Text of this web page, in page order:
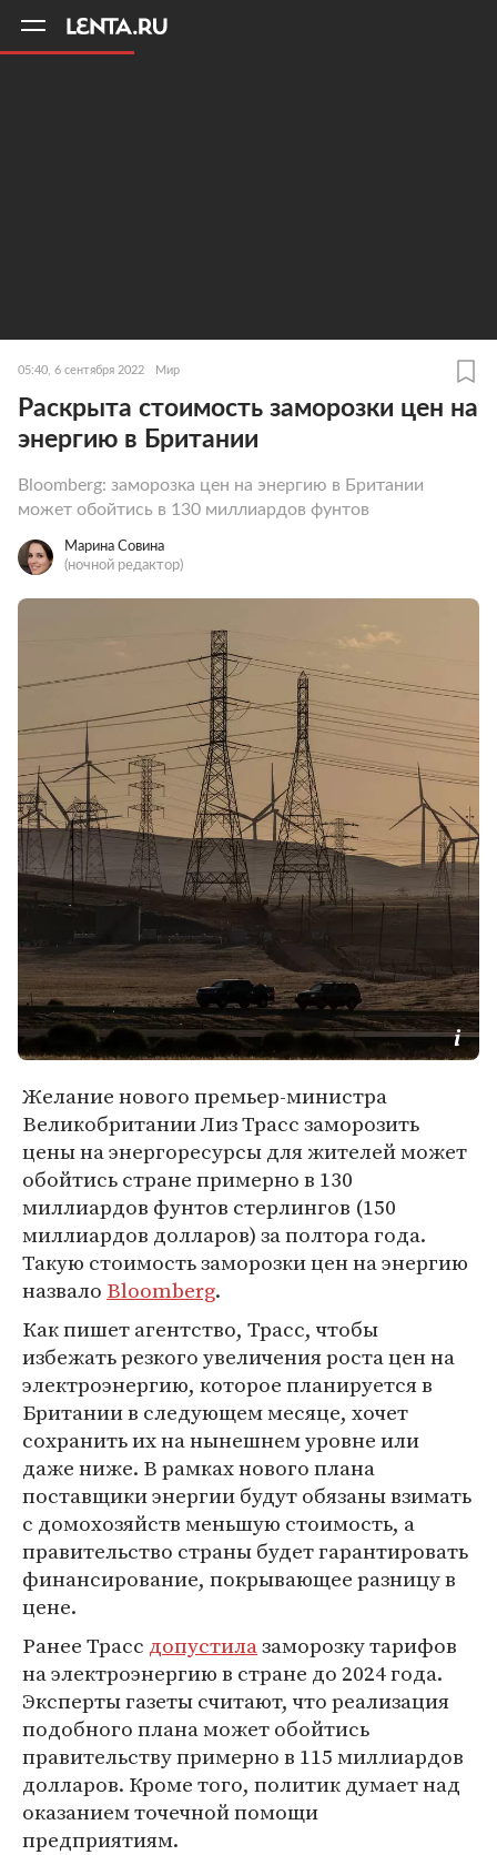
05:40, 6 сентября 2022 Мир
Раскрыта стоимость заморозки цен на
энергию в Британии
Bloomberg: заморозка цен на энергию в Британии
может обойтись в 130 миллиардов фунтов
Марина Совина
(ночной редактор)
Желание нового премьер-министра
Великобритании Лиз Трасс заморозить
цены на энергоресурсы для жителей может
обойтись стране примерно в 130
миллиардов фунтов стерлингов (150
миллиардов долларов) за полтора года.
Такую стоимость заморозки цен на энергию
назвало Bloomberg.
Как пишет агентство, Трасс, чтобы
избежать резкого увеличения роста цен на
электроэнергию, которое планируется в
Британии в следующем месяце, хочет
сохранить их на нынешнем уровне или
даже ниже. В рамках нового плана
поставщики энергии будут обязаны взимать
с домохозяйств меньшую стоимость, а
правительство страны будет гарантировать
финансирование, покрывающее разницу в
цене.
Ранее Трасс допустилазаморозку тарифов
на электроэнергию в стране до 2024 года.
Эксперты газеты считают, что реализация
подобного плана может обойтись
правительству примерно в 115 миллиардов
долларов. Кроме того, политик думает над
оказанием точечной помощи
предприятиям.